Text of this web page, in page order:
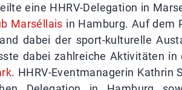
eine HHRV-Delegation in
Marséllais in Hamburg. Auf dem
dabei der sport-kulturelle
dabei zahlreiche Aktivitäten
. HHRV-Eventmanagerin